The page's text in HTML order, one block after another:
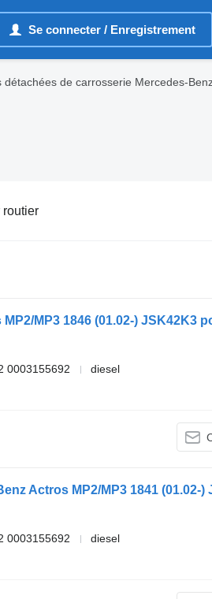
Se connecter / Enregistrement
détachées de carrosserie Mercedes-
routier
0003155692
diesel
0003155692
diesel